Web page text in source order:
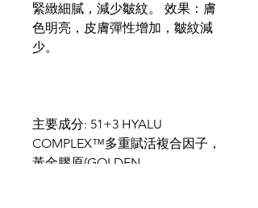
緊緻細膩，減少皺紋。 效果：膚
色明亮，皮膚彈性增加，皺紋減
少。
主要成分: 51+3 HYALU
COMPLEX™多重賦活複合因子，
黃金膠原(GOLDEN